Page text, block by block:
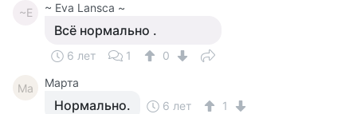
~E ~ Eva Lansca ~
Всё нормально .
6 лет 1 0
Ма Марта
Нормально. 6 лет 1